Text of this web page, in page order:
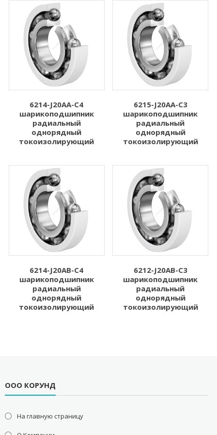
6214-J20AA-C4
шарикоподшипник
радиальный
однорядный
токоизолирующий
6215-J20AA-C3
шарикоподшипник
радиальный
однорядный
токоизолирующий
6214-J20AB-C4
шарикоподшипник
радиальный
однорядный
токоизолирующий
6212-J20AB-C3
шарикоподшипник
радиальный
однорядный
токоизолирующий
ООО КОРУНД
На главную страницу